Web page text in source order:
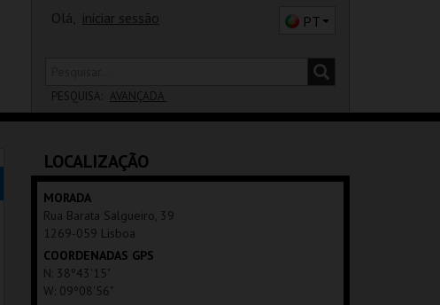
Olá, iniciar sessão PT
PESQUISA: AVANÇADA
SALA
LOCALIZAÇÃO
MORADA
Rua Barata Salgueiro, 39
1269-059 Lisboa
COORDENADAS GPS
N: 38º43'15"
W: 09º08'56"